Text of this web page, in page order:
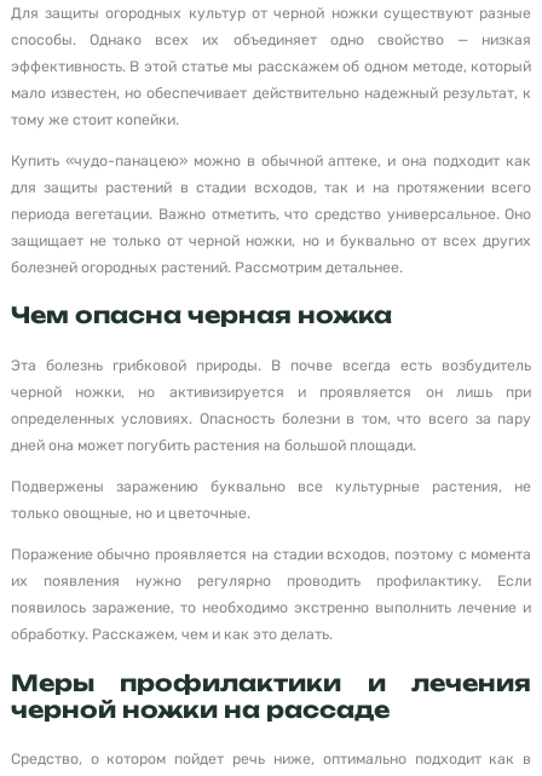
Для защиты огородных культур от черной ножки существуют разные
способы. Однако всех их объединяет одно свойство — низкая
эффективность. В этой статье мы расскажем об одном методе, который
мало известен, но обеспечивает действительно надежный результат, к
тому же стоит копейки.
Купить «чудо-панацею» можно в обычной аптеке, и она подходит как
для защиты растений в стадии всходов, так и на протяжении всего
периода вегетации. Важно отметить, что средство универсальное. Оно
защищает не только от черной ножки, но и буквально от всех других
болезней огородных растений. Рассмотрим детальнее.
Чем опасна черная ножка
Эта болезнь грибковой природы. В почве всегда есть возбудитель
черной ножки, но активизируется и проявляется он лишь при
определенных условиях. Опасность болезни в том, что всего за пару
дней она может погубить растения на большой площади.
Подвержены заражению буквально все культурные растения, не
только овощные, но и цветочные.
Поражение обычно проявляется на стадии всходов, поэтому с момента
их появления нужно регулярно проводить профилактику. Если
появилось заражение, то необходимо экстренно выполнить лечение и
обработку. Расскажем, чем и как это делать.
Меры профилактики и лечения
черной ножки на рассаде
Средство, о котором пойдет речь ниже, оптимально подходит как в